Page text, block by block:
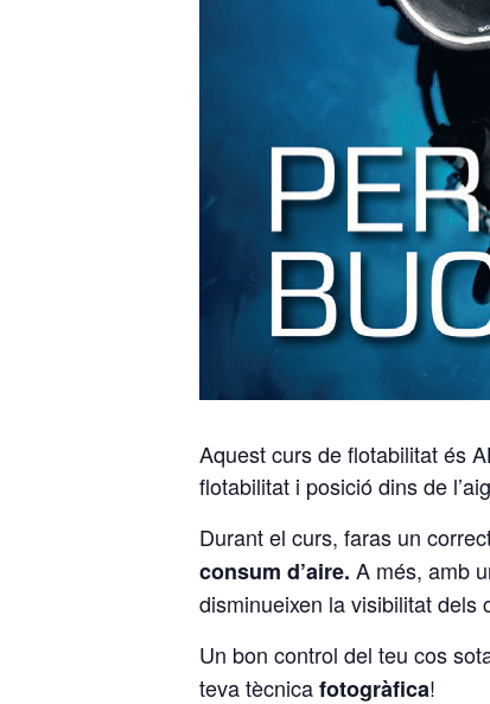
Aquest curs de flotabilitat és
flotabilitat i posició dins de
Durant el curs, faras un
consum d’aire. A més, amb
disminueixen la visibilitat dels
Un bon control del teu cos
teva tècnicafotogràfica!